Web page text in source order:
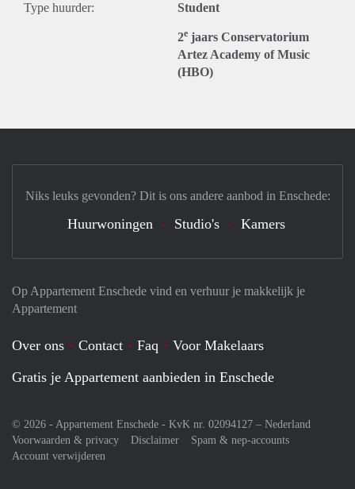
Type huurder: Student
2e jaars Conservatorium
Artez Academy of Music
(HBO)
Op Appartement Enschede vind en verhuur je makkelijk je
Appartement
Over ons Contact Faq
Voor Makelaars
Gratis je Appartement aanbieden in Enschede
© 2026 - Appartement Enschede - KvK nr. 02094127 – Nederland
Voorwaarden & privacy
Disclaimer
Spam & nep-accounts
Account verwijderen
Niks leuks gevonden? Dit is ons andere aanbod in Enschede:
Huurwoningen Studio's Kamers